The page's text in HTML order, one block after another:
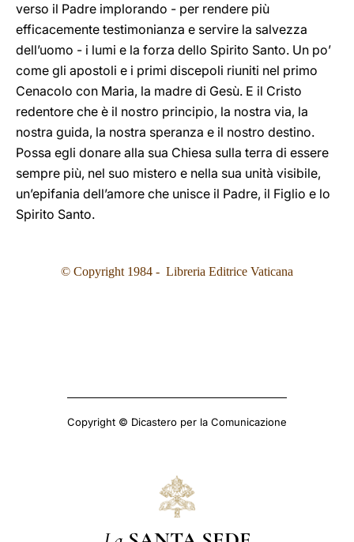
verso il Padre implorando - per rendere più
efficacemente testimonianza e servire la salvezza
dell’uomo - i lumi e la forza dello Spirito Santo. Un po’
come gli apostoli e i primi discepoli riuniti nel primo
Cenacolo con Maria, la madre di Gesù. E il Cristo
redentore che è il nostro principio, la nostra via, la
nostra guida, la nostra speranza e il nostro destino.
Possa egli donare alla sua Chiesa sulla terra di essere
sempre più, nel suo mistero e nella sua unità visibile,
un’epifania dell’amore che unisce il Padre, il Figlio e lo
Spirito Santo.
© Copyright 1984 - Libreria Editrice Vaticana
Copyright © Dicastero per la Comunicazione